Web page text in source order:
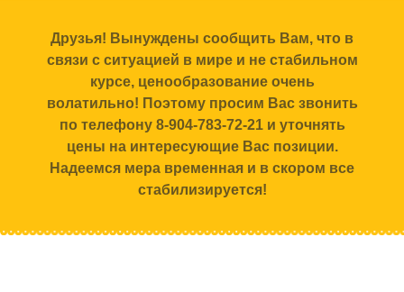
Друзья! Вынуждены сообщить Вам, что в
связи с ситуацией в мире и не стабильном
курсе, ценообразование очень
волатильно! Поэтому просим Вас звонить
по телефону 8-904-783-72-21 и уточнять
цены на интересующие Вас позиции.
Надеемся мера временная и в скором все
стабилизируется!